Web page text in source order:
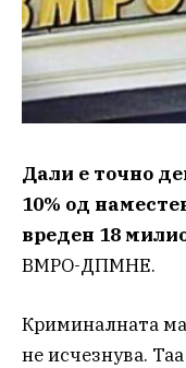
Дали е точно
10% од
вреден 18
ВМРО-ДПМНЕ.
Криминалната
не исчезнува.